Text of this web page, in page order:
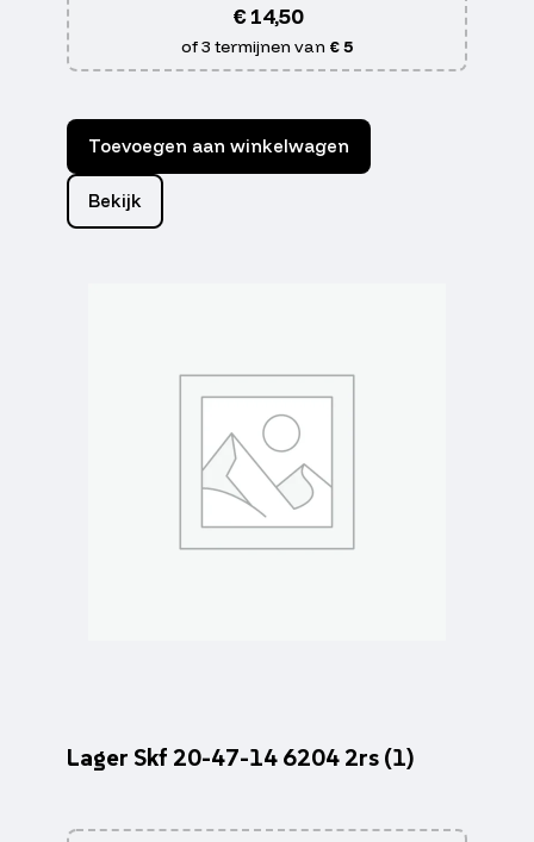
€14,50
of 3 termijnen van € 5
Toevoegen aan winkelwagen
Bekijk
Lager Skf 20-47-14 6204 2rs (1)